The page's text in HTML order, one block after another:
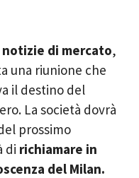
di mercato,
una riunione che
il destino del
La società dovrà
prossimo
di richiamare in
del Milan.